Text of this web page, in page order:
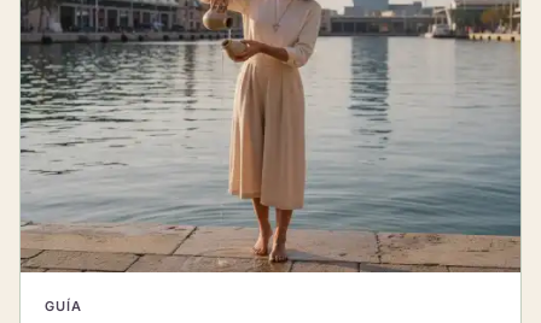
GUÍA